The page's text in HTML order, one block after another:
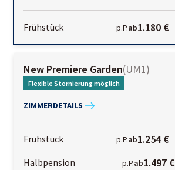
Frühstück p.P.ab1.180 €
New Premiere Garden(UM1)
Flexible Stornierung möglich
ZIMMERDETAILS
Frühstück p.P.ab1.254 €
Halbpension p.P.ab1.497 €